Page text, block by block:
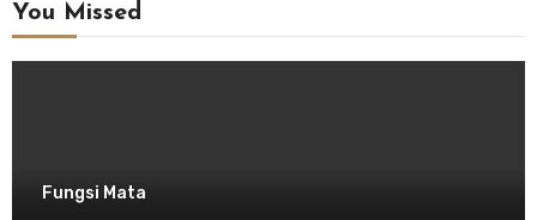
You Missed
Fungsi Mata